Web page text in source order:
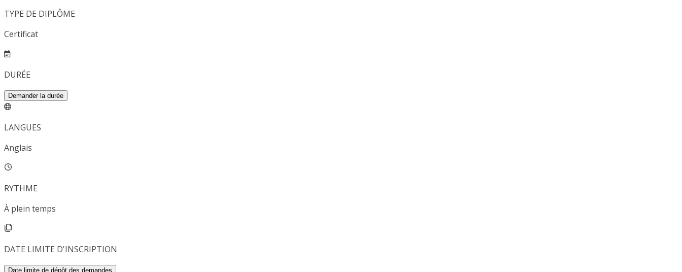
TYPE DE DIPLÔME
Certificat
DURÉE
Demander la durée
LANGUES
Anglais
RYTHME
À plein temps
DATE LIMITE D'INSCRIPTION
Date limite de dépôt des demandes